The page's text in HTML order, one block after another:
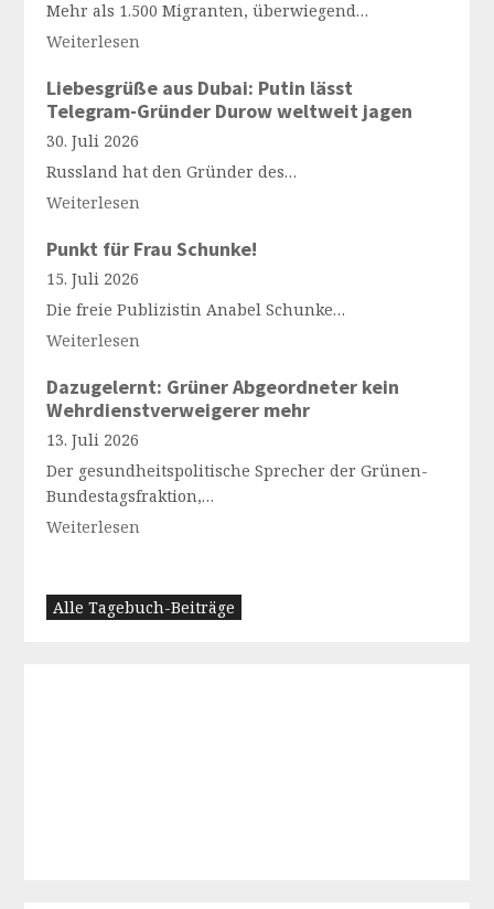
Mehr als 1.500 Migranten, überwiegend…
Weiterlesen
Liebesgrüße aus Dubai: Putin lässt
Telegram-Gründer Durow weltweit jagen
30. Juli 2026
Russland hat den Gründer des…
Weiterlesen
Punkt für Frau Schunke!
15. Juli 2026
Die freie Publizistin Anabel Schunke…
Weiterlesen
Dazugelernt: Grüner Abgeordneter kein
Wehrdienstverweigerer mehr
13. Juli 2026
Der gesundheitspolitische Sprecher der Grünen-
Bundestagsfraktion,…
Weiterlesen
Alle Tagebuch-Beiträge